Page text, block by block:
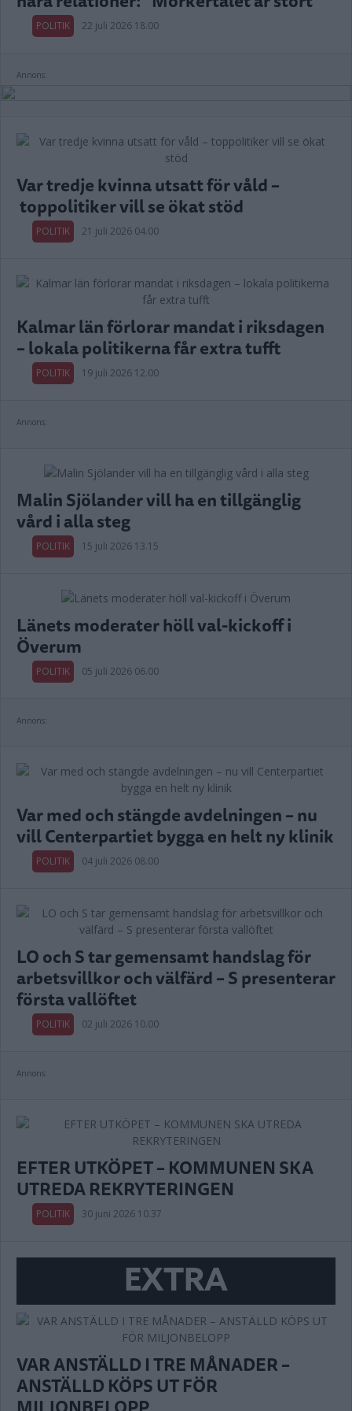
POLITIK 22 juli 2026 18.00
Annons:
Var tredje kvinna utsatt för våld –
toppolitiker vill se ökat stöd
POLITIK 21 juli 2026 04.00
Kalmar län förlorar mandat i riksdagen
– lokala politikerna får extra tufft
POLITIK 19 juli 2026 12.00
Annons:
Malin Sjölander vill ha en tillgänglig
vård i alla steg
POLITIK 15 juli 2026 13.15
Länets moderater höll val-kickoff i
Överum
POLITIK 05 juli 2026 06.00
Annons:
Var med och stängde avdelningen – nu
vill Centerpartiet bygga en helt ny klinik
POLITIK 04 juli 2026 08.00
LO och S tar gemensamt handslag för
arbetsvillkor och välfärd – S presenterar
första vallöftet
POLITIK 02 juli 2026 10.00
Annons:
EFTER UTKÖPET – KOMMUNEN SKA
UTREDA REKRYTERINGEN
POLITIK 30 juni 2026 10.37
EXTRA
VAR ANSTÄLLD I TRE MÅNADER –
ANSTÄLLD KÖPS UT FÖR